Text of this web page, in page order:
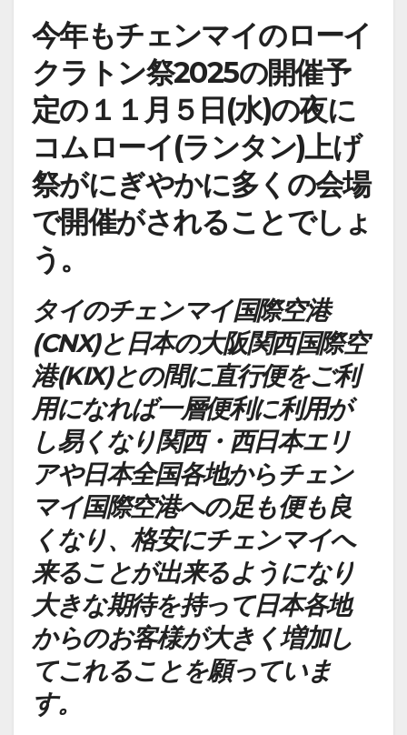
今年もチェンマイのローイ
クラトン祭2025の開催予
定の１１月５日(水)の夜に
コムローイ(ランタン)上げ
祭がにぎやかに多くの会場
で開催がされることでしょ
う。
タイのチェンマイ国際空港
(CNX)と日本の大阪関西国際空
港(KIX)との間に直行便をご利
用になれば一層便利に利用が
し易くなり関西・西日本エリ
アや日本全国各地からチェン
マイ国際空港への足も便も良
くなり、格安にチェンマイへ
来ることが出来るようになり
大きな期待を持って日本各地
からのお客様が大きく増加し
てこれることを願っていま
す。